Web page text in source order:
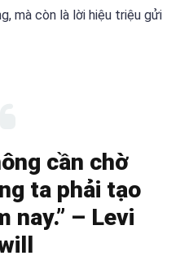
mà còn là lời hiệu triệu gửi
cần chờ
ta phải tạo
nay.” – Levi